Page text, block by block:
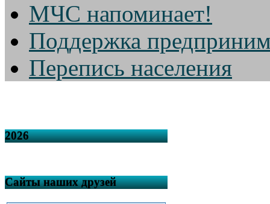
МЧС напоминает!
Поддержка
Перепись населения
2026
Сайты наших друзей